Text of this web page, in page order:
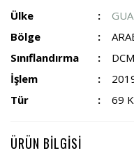
Ülke
Bölge
Sınıflandırma
İşlem
Tür
69
ÜRÜN BİLGİSİ